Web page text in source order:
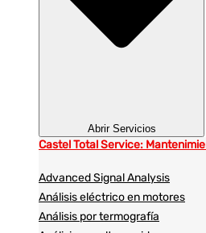
Abrir Servicios
Castel Total Service:
Advanced Signal Analysis
Análisis eléctrico en motores
Análisis por termografía